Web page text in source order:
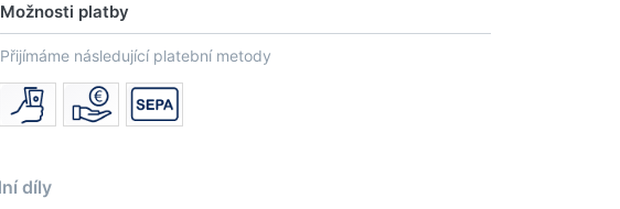
Možnosti platby
Přijímáme následující platební metody
díly